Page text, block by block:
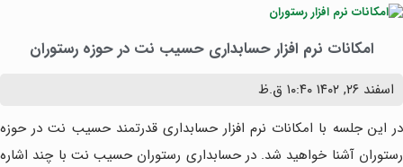
امکانات نرم افزار حسابداری حسیب نت در حوزه رستوران
اسفند ۲۶, ۱۴۰۲
۱۰:۴۰ ق.ظ
در این جلسه با امکانات نرم افزار حسابداری قدرتمند حسیب نت در حوزه
رستوران آشنا خواهید شد. در حسابداری رستوران حسیب نت با چند اشاره